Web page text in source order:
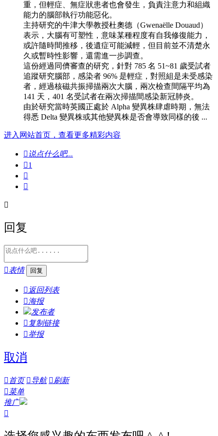
重，但輕症、無症狀患者也會發生，負責注意力和組織
能力的腦部執行功能惡化。
主持研究的牛津大學教授杜奧德（Gwenaëlle Douaud）
表示，大腦有可塑性，意味某種程度有自我修復能力，
或許隨時間推移，後遺症可能減輕，但目前並不清楚永
久或暫時性影響，還需進一步調查。
這份經過同儕審查的研究，針對 785 名 51~81 歲受試者
追蹤研究腦部，感染者 96% 是輕症，對照組是未受感染
者，經過核磁共振掃描兩次大腦，兩次檢查間隔平均為
141 天，401 名受試者在兩次掃描間感染新冠肺炎。
由於研究當時英國正處於 Alpha 變異株肆虐時期，無法
得悉 Delta 變異株或其他變異株是否會導致同樣的後 ...
进入网站首页，查看更多精彩内容
说点什么吧...
1



回复
表情
 返回列表
 海报
发布者
 复制链接
举报
取消
 首页 导航 刷新
菜单
推广
